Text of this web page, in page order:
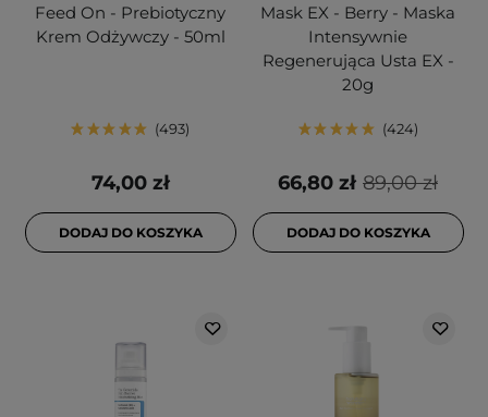
Feed On - Prebiotyczny
Krem Odżywczy - 50ml
493
74,00 zł
DODAJ DO KOSZYKA
Mask EX - Berry - Maska
Intensywnie
Regenerująca Usta EX -
20g
424
89,00 zł
66,80 zł
DODAJ DO KOSZYKA